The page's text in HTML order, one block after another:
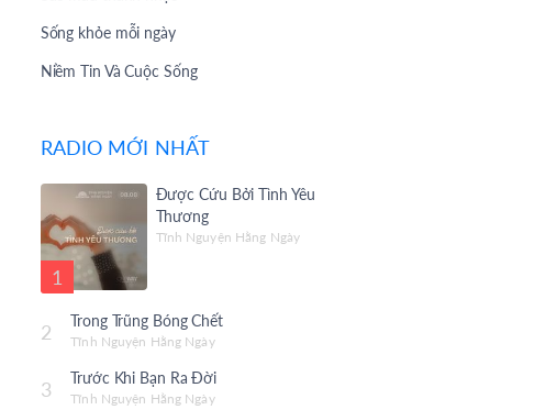
Sống khỏe mỗi ngày
Niềm Tin Và Cuộc Sống
Bài Hát Theo Yêu Cầu
Tư Vấn 247
Câu Chuyện Phúc Âm
Giới Thiệu Album
Sau Giờ Làm
Cuộc sống Mến Yêu
RADIO MỚI NHẤT
1
Được Cứu Bởi Tình Yêu
Thương
Tĩnh Nguyện Hằng Ngày
2 Trong Trũng Bóng Chết
Tĩnh Nguyện Hằng Ngày
3 Trước Khi Bạn Ra Đời
Tĩnh Nguyện Hằng Ngày